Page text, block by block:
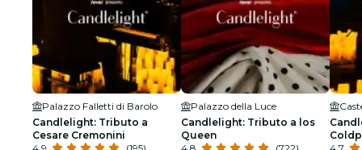
Palazzo Falletti di Barolo
Candlelight: Tributo a
Cesare Cremonini
Palazzo della Luce
Candlelight: Tributo a los
Queen